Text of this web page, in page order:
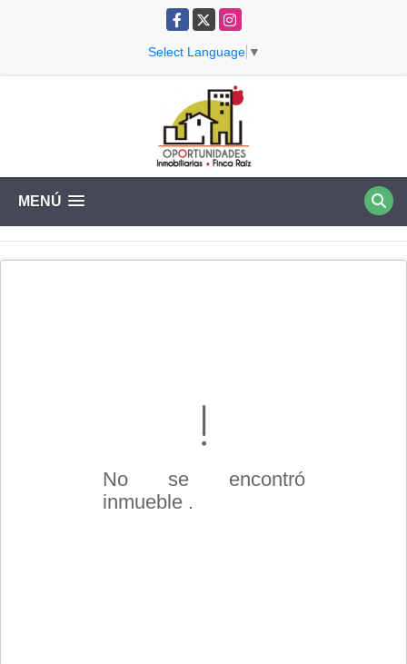
Facebook
X Instagram
Select Language ▼
MENÚ
No se encontró
inmueble .